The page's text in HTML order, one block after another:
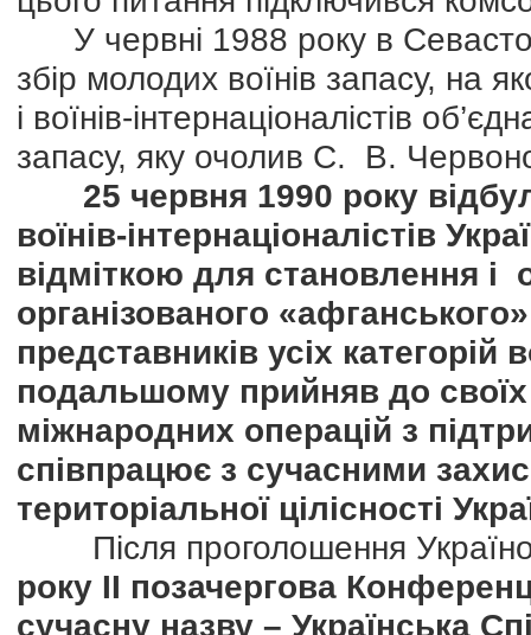
У червні 1988 року в
збір молодих воїнів запасу, на
і воїнів-інтернаціоналістів
запасу, яку очолив С. В.
25 червня 1990 року
воїнів-інтернаціоналістів
відміткою для становлення і
організованого
представників усіх категорій
подальшому прийняв до
міжнародних операцій з
співпрацює з сучасними
територіальної цілісності
Після проголошення
року ІІ позачергова
сучасну назву – Українська